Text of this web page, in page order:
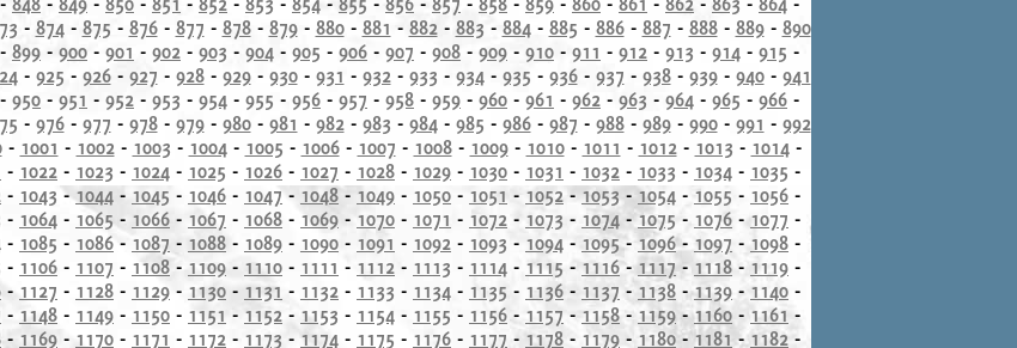
- 874- 875 - 876- 877 - 878- 879- 880- 881 - 882- 883 - 884- 885 - 886- 887 - 888- 889- 890
- 899 - 900 - 901 - 902 - 903 - 904 - 905 - 906 - 907 - 908 - 909 - 910 - 911 - 912 - 913 - 914 - 915 -
- 925 - 926- 927 - 928- 929- 930- 931 - 932- 933 - 934- 935 - 936- 937 - 938- 939- 940- 941
- 950 - 951 - 952 - 953 - 954 - 955 - 956 - 957 - 958 - 959 - 960 - 961 - 962 - 963 - 964 - 965 - 966 -
- 976- 977 - 978- 979- 980- 981 - 982- 983 - 984- 985 - 986- 987 - 988- 989- 990- 991 - 992
- 1001 - 1002- 1003 - 1004- 1005 - 1006- 1007 - 1008- 1009- 1010- 1011 - 1012- 1013 - 1014-
- 1022 - 1023 - 1024 - 1025 - 1026 - 1027 - 1028 - 1029 - 1030 - 1031 - 1032 - 1033 - 1034 - 1035 -
- 1043 - 1044 - 1045 - 1046 - 1047 - 1048 - 1049 - 1050 - 1051 - 1052 - 1053 - 1054 - 1055 - 1056 -
- 1064 - 1065 - 1066 - 1067 - 1068 - 1069 - 1070 - 1071 - 1072 - 1073 - 1074 -1075 - 1076 -1077 -
- 1085 - 1086 - 1087 - 1088 - 1089 - 1090 - 1091 - 1092 - 1093 - 1094 - 1095- 1096- 1097 -1098 -
- 1106 - 1107 - 1108 - 1109 - 1110 - 1111 - 1112 - 1113 - 1114 - 1115 - 1116- 1117 - 1118 - 1119 -
- 1127 - 1128 - 1129 - 1130 - 1131 - 1132 - 1133 - 1134 - 1135 - 1136 - 1137 - 1138 -1139 - 1140 -
- 1148 - 1149 - 1150 - 1151 - 1152 - 1153 - 1154 - 1155 - 1156 - 1157 - 1158 - 1159 -1160 - 1161 -
- 1169 - 1170 - 1171 - 1172 - 1173 - 1174 - 1175 - 1176 - 1177 - 1178 - 1179 - 1180 - 1181 -1182 -